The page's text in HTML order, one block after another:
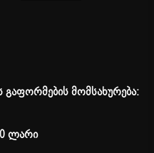
მომსახურება:
ლარი